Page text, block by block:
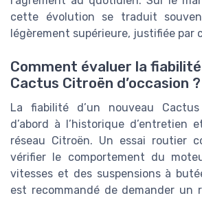
cette évolution se traduit
légèrement supérieure, justifiée par
Comment évaluer la fiabilité
Cactus Citroën d’occasion ?
La fiabilité d’un nouveau
d’abord à l’historique d’entretien
réseau Citroën. Un essai routier
vérifier le comportement du
vitesses et des suspensions à
est recommandé de demander un